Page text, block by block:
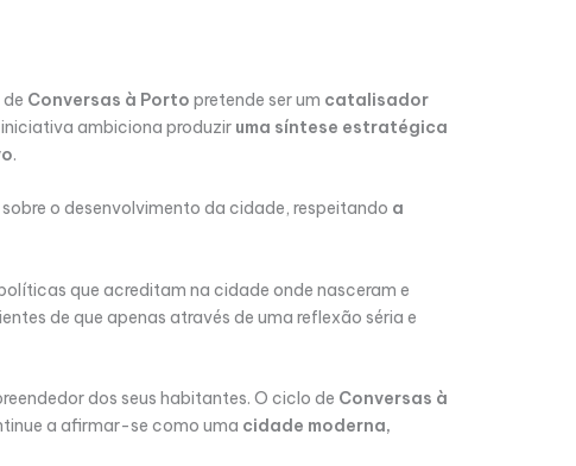
Conversas à Porto pretende ser um catalisador
ambiciona produzir uma síntese estratégica
.
o desenvolvimento da cidade, respeitando a
que acreditam na cidade onde nasceram e
de que apenas através de uma reflexão séria e
dos seus habitantes. O ciclo de Conversas à
a afirmar-se como uma cidade moderna,